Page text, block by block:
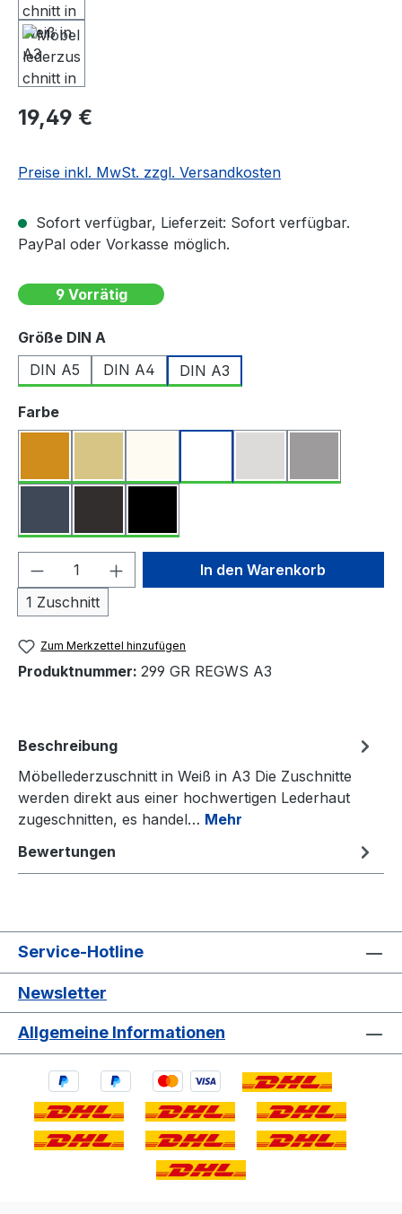
Regulärer Preis:
19,49 €
Preise inkl. MwSt. zzgl. Versandkosten
Sofort verfügbar, Lieferzeit: Sofort verfügbar.
PayPal oder Vorkasse möglich.
9 Vorrätig
Größe DIN A
DIN A5
DIN A4 DIN A3
Farbeauswählen
Produkt Anzahl: Gib den
1 Zuschnitt
In den Warenkorb
Zum Merkzettel hinzufügen
Produktnummer: 299 GR REGWS A3
Beschreibung
Möbellederzuschnitt in Weiß in A3 Die Zuschnitte
werden direkt aus einer hochwertigen Lederhaut
zugeschnitten, es handel… Mehr
Bewertungen
Service-Hotline
Newsletter
Allgemeine Informationen